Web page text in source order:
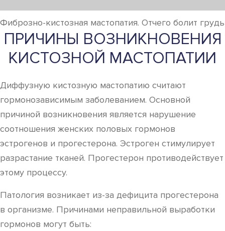
Фиброзно-кистозная мастопатия. Отчего болит грудь
ПРИЧИНЫ ВОЗНИКНОВЕНИЯ
КИСТОЗНОЙ МАСТОПАТИИ
Диффузную кистозную мастопатию считают
гормонозависимым заболеванием. Основной
причиной возникновения является нарушение
соотношения женских половых гормонов
эстрогенов и прогестерона. Эстроген стимулирует
разрастание тканей. Прогестерон противодействует
этому процессу.
Патология возникает из-за дефицита прогестерона
в организме. Причинами неправильной выработки
гормонов могут быть: